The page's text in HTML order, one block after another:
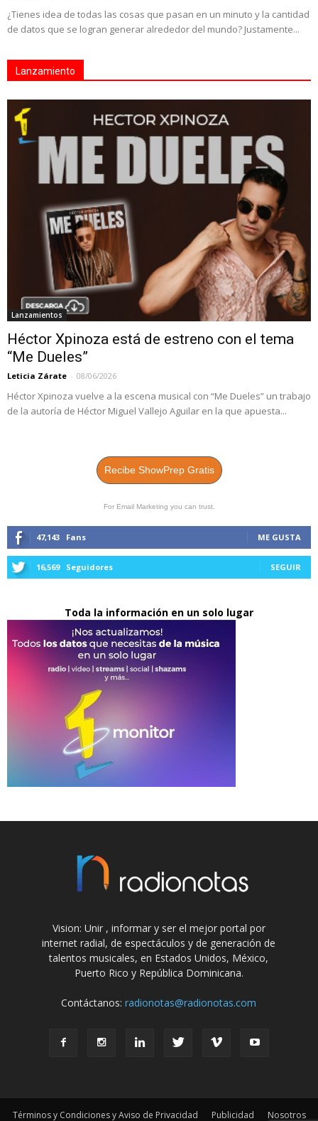
¿Tienes idea de todas las cosas que pasan en un minuto y la cantidad
de datos que se logran generar alrededor del mundo? Justamente...
Lanzamiento
Lanzamientos
Héctor Xpinoza está de estreno con el tema
“Me Dueles”
Leticia Zárate - 08/06/2026
Héctor Xpinoza vuelve a la escena musical con “Me Dueles” un trabajo
de la autoría de Héctor Miguel Vallejo Aguilar en la que apuesta...
Recibe ShowPrep Gratis
For Email Marketing you can trust.
47,143 Fans ME GUSTA
16,569 Seguidores SEGUIR
Toda la información en un solo lugar
Vision: Unir , informar y ser el mejor portal por
internet radial, de espectáculos y de generación de
talentos musicales, en Estados Unidos, México,
Puerto Rico y República Dominicana.
Contáctanos:radionotas@radionotas.com
Términos y Condiciones y Aviso de Privacidad Publicidad Nosotros